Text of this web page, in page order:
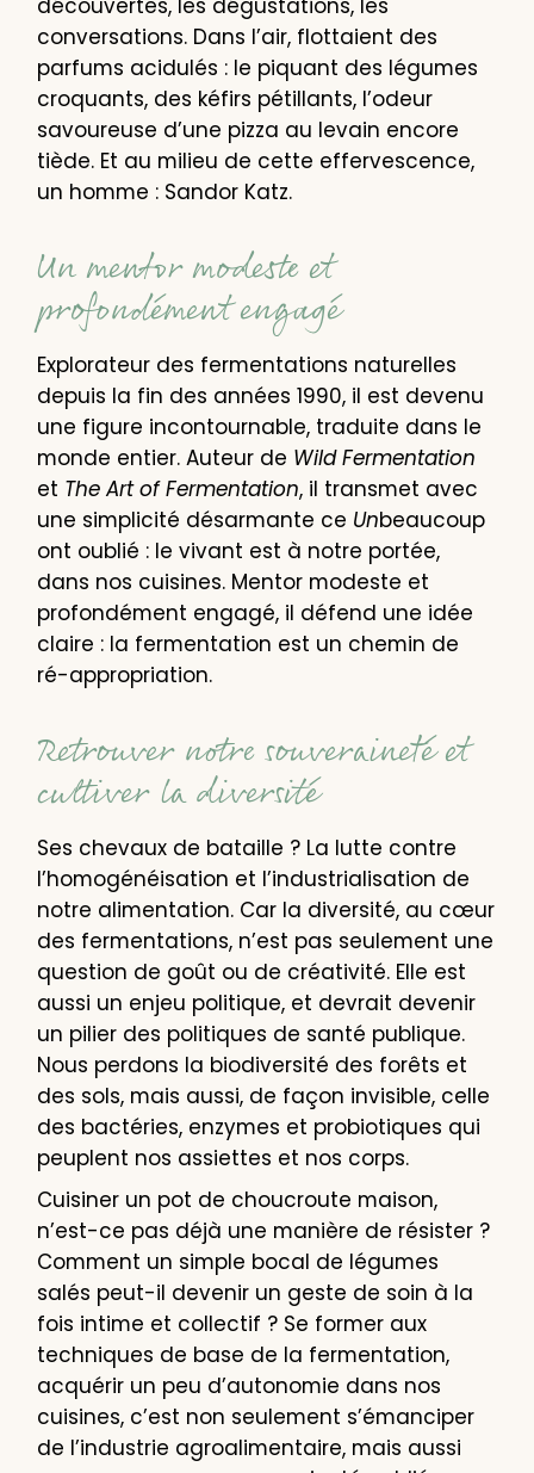
découvertes, les dégustations, les
conversations. Dans l’air, flottaient des
parfums acidulés : le piquant des légumes
croquants, des kéfirs pétillants, l’odeur
savoureuse d’une pizza au levain encore
tiède. Et au milieu de cette effervescence,
un homme : Sandor Katz.
Un mentor modeste et
profondément engagé
Explorateur des fermentations naturelles
depuis la fin des années 1990, il est devenu
une figure incontournable, traduite dans le
monde entier. Auteur de Wild Fermentation
et The Art of Fermentation, il transmet avec
une simplicité désarmante ce Unbeaucoup
ont oublié : le vivant est à notre portée,
dans nos cuisines. Mentor modeste et
profondément engagé, il défend une idée
claire : la fermentation est un chemin de
ré-appropriation.
Retrouver notre souveraineté et
cultiver la diversité
Ses chevaux de bataille ? La lutte contre
l’homogénéisation et l’industrialisation de
notre alimentation. Car la diversité, au cœur
des fermentations, n’est pas seulement une
question de goût ou de créativité. Elle est
aussi un enjeu politique, et devrait devenir
un pilier des politiques de santé publique.
Nous perdons la biodiversité des forêts et
des sols, mais aussi, de façon invisible, celle
des bactéries, enzymes et probiotiques qui
peuplent nos assiettes et nos corps.
Cuisiner un pot de choucroute maison,
n’est-ce pas déjà une manière de résister ?
Comment un simple bocal de légumes
salés peut-il devenir un geste de soin à la
fois intime et collectif ? Se former aux
techniques de base de la fermentation,
acquérir un peu d’autonomie dans nos
cuisines, c’est non seulement s’émanciper
de l’industrie agroalimentaire, mais aussi